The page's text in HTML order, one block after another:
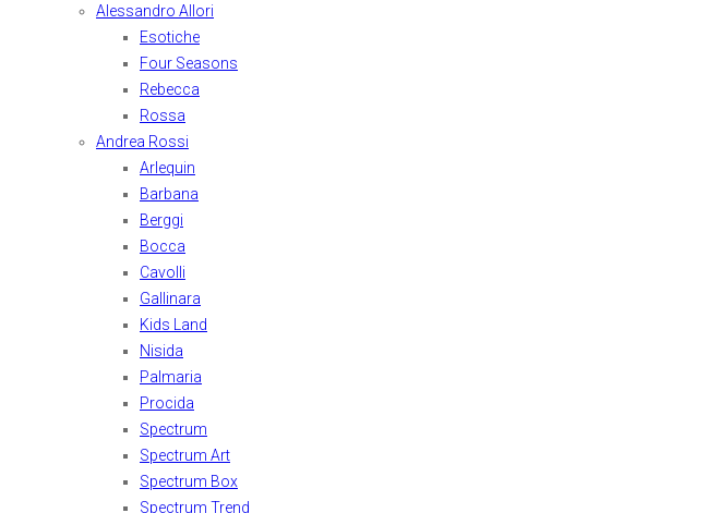
Alessandro Allori
Esotiche
Four Seasons
Rebecca
Rossa
Andrea Rossi
Arlequin
Barbana
Berggi
Bocca
Cavolli
Gallinara
Kids Land
Nisida
Palmaria
Procida
Spectrum
Spectrum Art
Spectrum Box
Spectrum Trend